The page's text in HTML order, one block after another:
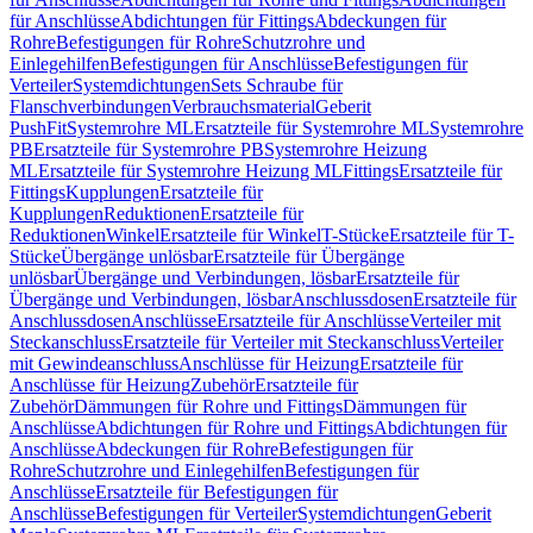
für AnschlüsseAbdichtungen für FittingsAbdeckungen für
RohreBefestigungen für RohreSchutzrohre und
EinlegehilfenBefestigungen für AnschlüsseBefestigungen für
VerteilerSystemdichtungenSets Schraube für
FlanschverbindungenVerbrauchsmaterialGeberit
PushFitSystemrohre MLErsatzteile für Systemrohre MLSystemrohre
PBErsatzteile für Systemrohre PBSystemrohre Heizung
MLErsatzteile für Systemrohre Heizung MLFittingsErsatzteile für
FittingsKupplungenErsatzteile für
KupplungenReduktionenErsatzteile für
ReduktionenWinkelErsatzteile für WinkelT-StückeErsatzteile für T-
StückeÜbergänge unlösbarErsatzteile für Übergänge
unlösbarÜbergänge und Verbindungen, lösbarErsatzteile für
Übergänge und Verbindungen, lösbarAnschlussdosenErsatzteile für
AnschlussdosenAnschlüsseErsatzteile für AnschlüsseVerteiler mit
SteckanschlussErsatzteile für Verteiler mit SteckanschlussVerteiler
mit GewindeanschlussAnschlüsse für HeizungErsatzteile für
Anschlüsse für HeizungZubehörErsatzteile für
ZubehörDämmungen für Rohre und FittingsDämmungen für
AnschlüsseAbdichtungen für Rohre und FittingsAbdichtungen für
AnschlüsseAbdeckungen für RohreBefestigungen für
RohreSchutzrohre und EinlegehilfenBefestigungen für
AnschlüsseErsatzteile für Befestigungen für
AnschlüsseBefestigungen für VerteilerSystemdichtungenGeberit